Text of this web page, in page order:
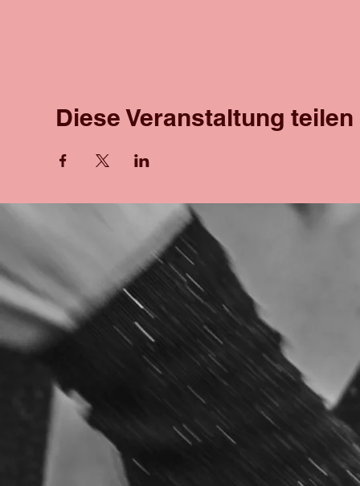
Diese Veranstaltung teilen